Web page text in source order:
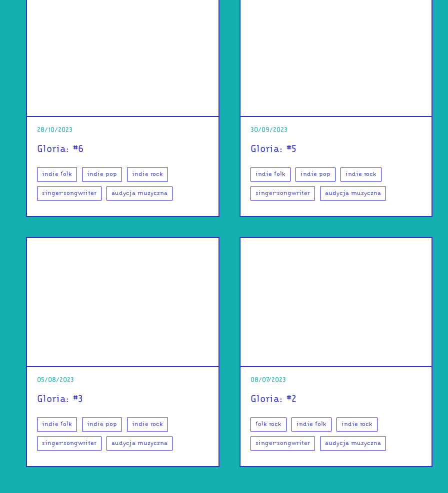
28/10/2023
Gloria: #6
indie folk indie pop indie rock
singer-songwriter audycja muzyczna
30/09/2023
Gloria: #5
indie folk indie pop indie rock
singer-songwriter audycja muzyczna
05/08/2023
Gloria: #3
indie folk indie pop indie rock
singer-songwriter audycja muzyczna
08/07/2023
Gloria: #2
folk rock indie folk indie rock
singer-songwriter audycja muzyczna